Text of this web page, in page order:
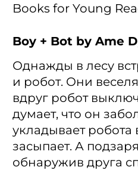
Books for Young
Boy + Bot by Ame
Однажды в лесу
и робот. Они
вдруг робот
думает, что он
укладывает робота
засыпает. А
обнаружив друга